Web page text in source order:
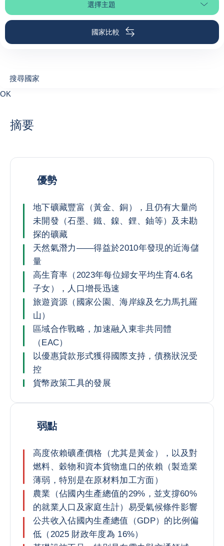
選擇主題選擇頁面段落
國家比較
搜尋國家
0suggestions
搜尋國家
OK
摘要
優勢
地下礦藏豐富（黃金、銅），且仍有大量尚
未開發（石墨、鐵、鎳、鋰、鈾等）及未勘
探的礦藏
天然氣潛力——得益於2010年發現的近海儲
量
高生育率（2023年每位婦女平均生育4.6名
子女），人口增長迅速
旅遊資源（國家公園、海岸線及乞力馬扎羅
山）
區域合作戰略，加速融入東非共同體
（EAC）
以優惠貸款形式獲得國際支持，債務狀況受
控
貨幣政策工具的發展
弱點
高度依賴礦產價格（尤其是黃金），以及對
燃料、穀物和資本貨物進口的依賴（製造業
薄弱，特別是在原材料加工方面）
農業（佔國內生產總值的29%，並支撐60%
的就業人口及家庭生計）易受氣候條件影響
公共收入佔國內生產總值（GDP）的比例偏
低（2025 財政年度為 16%）